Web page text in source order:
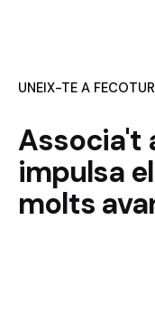
UNEIX-TE A FECOTUR
Associa't
impulsa
molts